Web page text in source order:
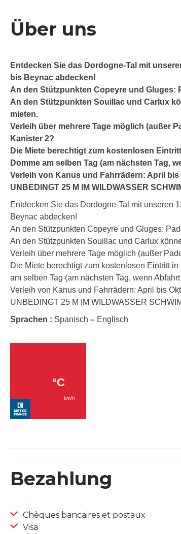
Über uns
Entdecken Sie das Dordogne-Tal mit
bis Beynac abdecken!
An den Stützpunkten Copeyre und Gluges:
An den Stützpunkten Souillac und Carlux
mieten.
Verleih über mehrere Tage möglich (außer
Kanister 2?
Die Miete berechtigt zum kostenlosen
Domme am selben Tag (am nächsten Tag,
Verleih von Kanus und Fahrrädern: April bis
UNBEDINGT 25 M IM WILDWASSER
Entdecken Sie das Dordogne-Tal mit unseren
Beynac abdecken!
An den Stützpunkten Copeyre und Gluges:
An den Stützpunkten Souillac und Carlux
Verleih über mehrere Tage möglich (außer
Die Miete berechtigt zum kostenlosen Eintritt
am selben Tag (am nächsten Tag, wenn
Verleih von Kanus und Fahrrädern: April bis
UNBEDINGT 25 M IM WILDWASSER
Sprachen : Spanisch – Englisch
Bezahlung
Chèques bancaires et postaux
Visa